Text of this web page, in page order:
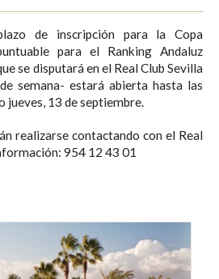
de inscripción para la Copa
para el Ranking Andaluz
se disputará en el Real Club Sevilla
semana- estará abierta hasta las
13 de septiembre.
realizarse contactando con el Real
Club Sevilla Golf. Más información: 954 12 43 01